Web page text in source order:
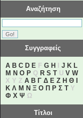
Αναζήτηση
Συγγραφείς
A B C D E F G H J K L
M N O P Q R S T U V W
X Y Z Α Β Γ Δ Ε Ζ Η Θ
Κ Λ Μ Ν Ξ Ο Π Ρ Σ Τ Υ
Φ Χ Ψ Ω
Τίτλοι